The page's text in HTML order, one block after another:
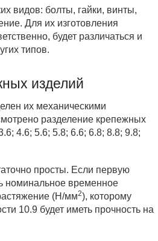
видов: болты, гайки, винты,
Для их изготовления
будет различаться и
типов.
изделий
их механическими
разделение крепежных
4.6; 5.6; 5.8; 6.6; 6.8; 8.8; 9.8;
просты. Если первую
номинальное временное
(Н/мм2), которому
10.9 будет иметь прочность на